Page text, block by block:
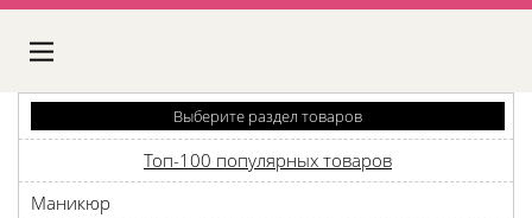
A
C
D
Выберите раздел товаров
Топ-100 популярных товаров
Маникюр